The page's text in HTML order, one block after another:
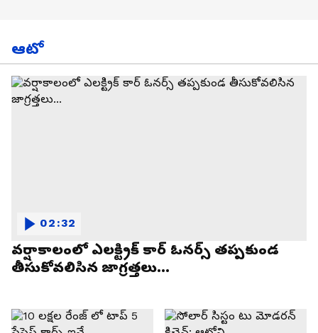
ఆటో
వర్షాకాలంలో ఎలక్ట్రిక్ కార్ ఓనర్స్ తప్పకుండ
తీసుకోవలిసిన జాగ్రత్తలు...
02:32